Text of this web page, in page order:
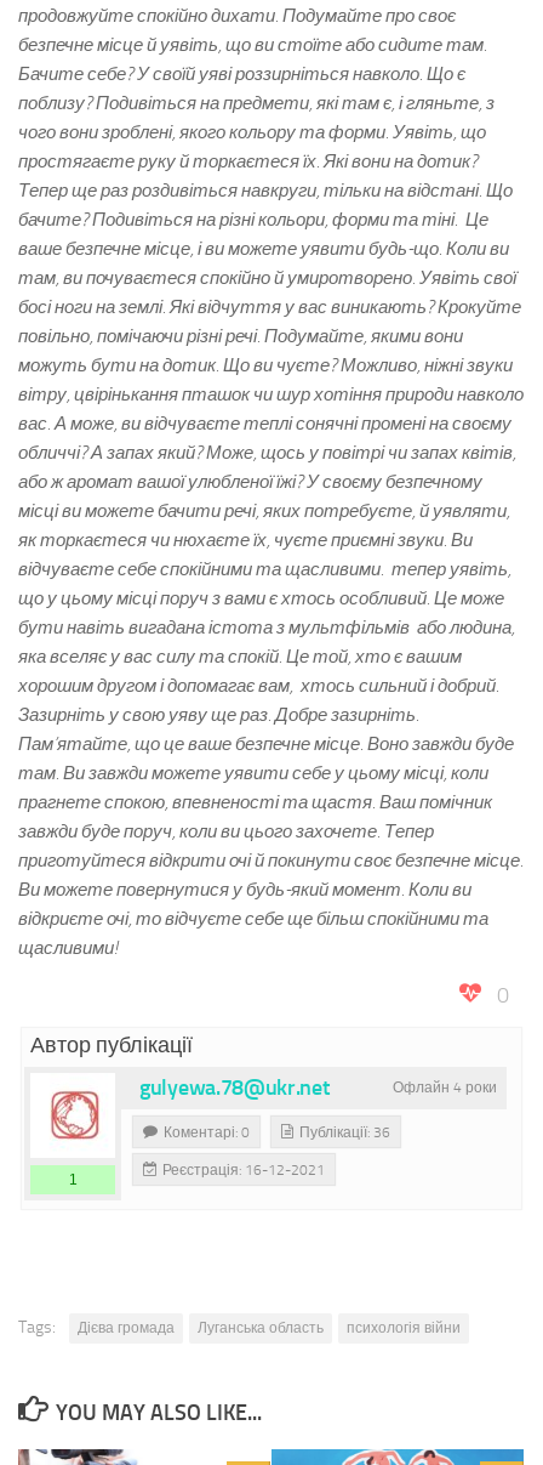
продовжуйте спокійно дихати. Подумайте про своє
безпечне місце й уявіть, що ви стоїте або сидите там.
Бачите себе? У своїй уяві роззирніться навколо. Що є
поблизу? Подивіться на предмети, які там є, і гляньте, з
чого вони зроблені, якого кольору та форми. Уявіть, що
простягаєте руку й торкаєтеся їх. Які вони на дотик?
Тепер ще раз роздивіться навкруги, тільки на відстані. Що
бачите? Подивіться на різні кольори, форми та тіні. Це
ваше безпечне місце, і ви можете уявити будь-що. Коли ви
там, ви почуваєтеся спокійно й умиротворено. Уявіть свої
босі ноги на землі. Які відчуття у вас виникають? Крокуйте
повільно, помічаючи різні речі. Подумайте, якими вони
можуть бути на дотик. Що ви чуєте? Можливо, ніжні звуки
вітру, цвірінькання пташок чи шур хотіння природи навколо
вас. А може, ви відчуваєте теплі сонячні промені на своєму
обличчі? А запах який? Може, щось у повітрі чи запах квітів,
або ж аромат вашої улюбленої їжі? У своєму безпечному
місці ви можете бачити речі, яких потребуєте, й уявляти,
як торкаєтеся чи нюхаєте їх, чуєте приємні звуки. Ви
відчуваєте себе спокійними та щасливими. тепер уявіть,
що у цьому місці поруч з вами є хтось особливий. Це може
бути навіть вигадана істота з мультфільмів або людина,
яка вселяє у вас силу та спокій. Це той, хто є вашим
хорошим другом і допомагає вам, хтось сильний і добрий.
Зазирніть у свою уяву ще раз. Добре зазирніть.
Пам’ятайте, що це ваше безпечне місце. Воно завжди буде
там. Ви завжди можете уявити себе у цьому місці, коли
прагнете спокою, впевненості та щастя. Ваш помічник
завжди буде поруч, коли ви цього захочете. Тепер
приготуйтеся відкрити очі й покинути своє безпечне місце.
Ви можете повернутися у будь-який момент. Коли ви
відкриєте очі, то відчуєте себе ще більш спокійними та
щасливими!
0
Автор публікації
Офлайн 4 роки
gulyewa.78@ukr.net
1
Коментарі: 0 Публікації: 36
Реєстрація: 16-12-2021
Tags: Дієва громада Луганська область психологія війни
YOU MAY ALSO LIKE...